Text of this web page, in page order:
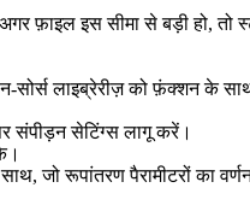
फ़ाइल इस सीमा से बड़ी हो,
लाइब्रेरीज़ को फ़ंक्शन के
संपीड़न सेटिंग्स लागू करें।
जो रूपांतरण पैरामीटरों का